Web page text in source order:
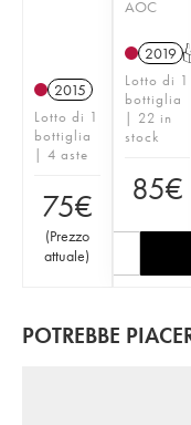
2015
Lotto di 1
bottiglia
| 4 aste
75€
(Prezzo
attuale)
AOC
2019
Lotto di 1
bottiglia
| 22 in
stock
85€
POTREBBE